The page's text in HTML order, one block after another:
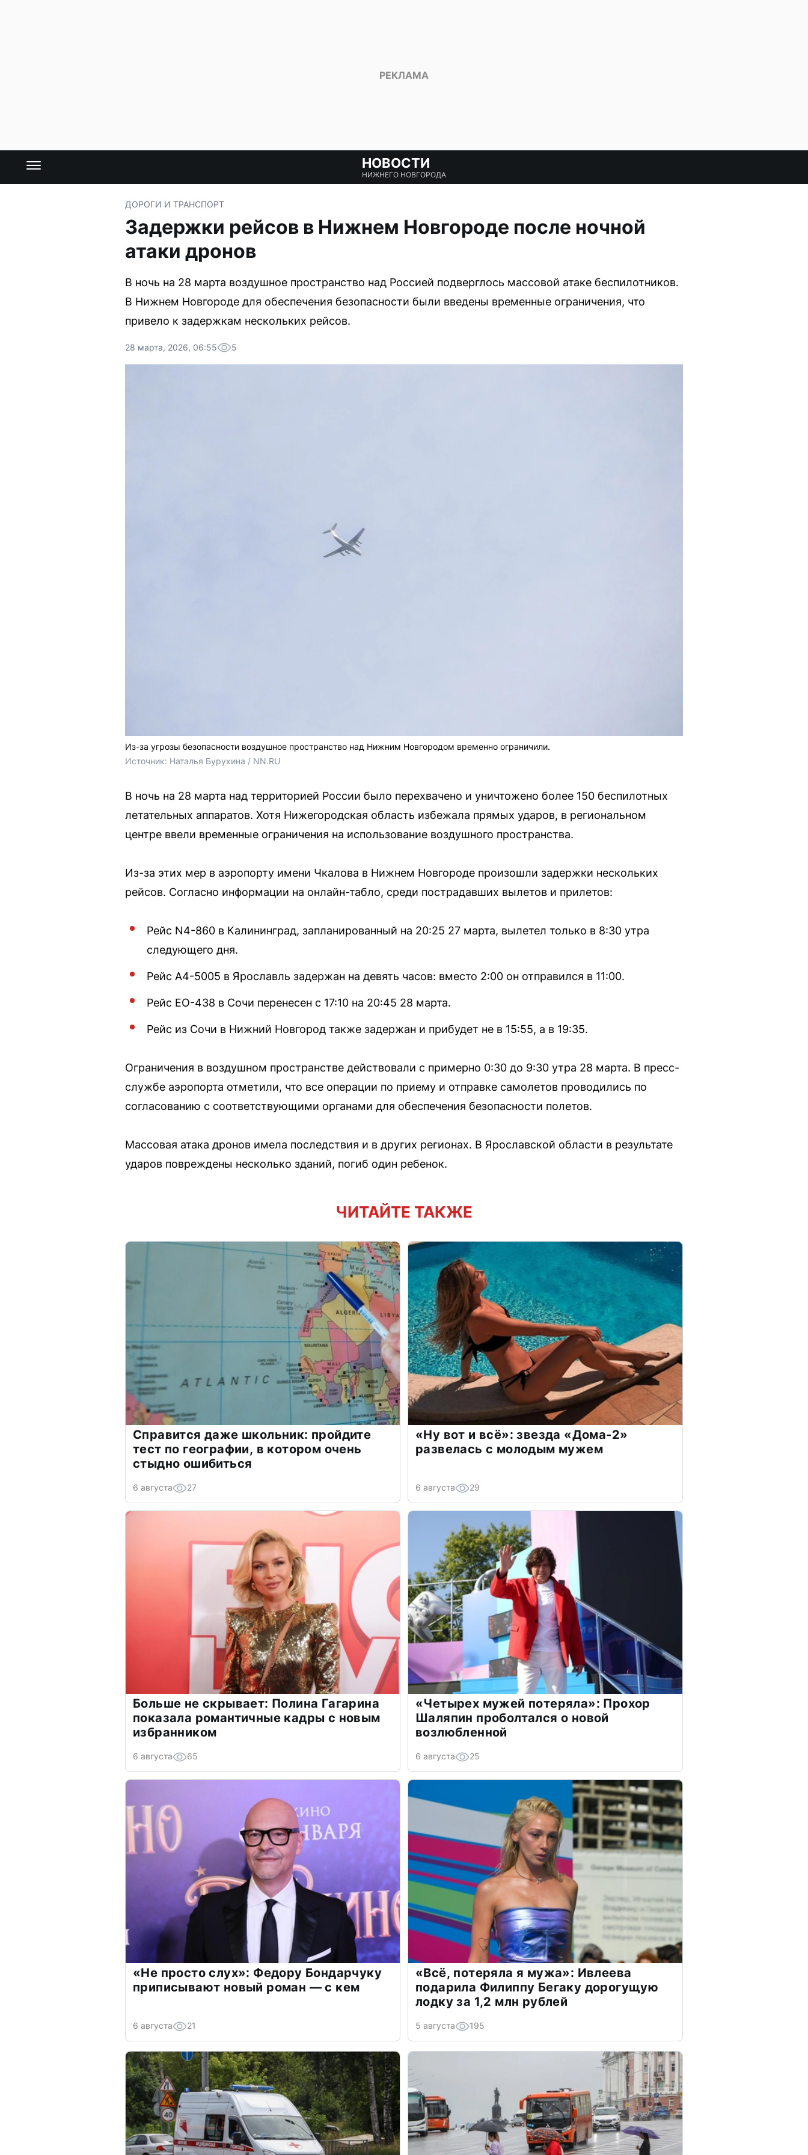
НОВОСТИ
НИЖНЕГО НОВГОРОДА
ДОРОГИ И ТРАНСПОРТ
Задержки рейсов в Нижнем Новгороде после ночной
атаки дронов
В ночь на 28 марта воздушное пространство над Россией подверглось массовой атаке беспилотников.
В Нижнем Новгороде для обеспечения безопасности были введены временные ограничения, что
привело к задержкам нескольких рейсов.
28 марта, 2026, 06:55 5
Из-за угрозы безопасности воздушное пространство над Нижним Новгородом временно ограничили.
Источник: Наталья Бурухина / NN.RU
В ночь на 28 марта над территорией России было перехвачено и уничтожено более 150 беспилотных
летательных аппаратов. Хотя Нижегородская область избежала прямых ударов, в региональном
центре ввели временные ограничения на использование воздушного пространства.
Из-за этих мер в аэропорту имени Чкалова в Нижнем Новгороде произошли задержки нескольких
рейсов. Согласно информации на онлайн-табло, среди пострадавших вылетов и прилетов:
Рейс N4-860 в Калининград, запланированный на 20:25 27 марта, вылетел только в 8:30 утра
следующего дня.
Рейс A4-5005 в Ярославль задержан на девять часов: вместо 2:00 он отправился в 11:00.
Рейс EO-438 в Сочи перенесен с 17:10 на 20:45 28 марта.
Рейс из Сочи в Нижний Новгород также задержан и прибудет не в 15:55, а в 19:35.
Ограничения в воздушном пространстве действовали с примерно 0:30 до 9:30 утра 28 марта. В пресс-
службе аэропорта отметили, что все операции по приему и отправке самолетов проводились по
согласованию с соответствующими органами для обеспечения безопасности полетов.
Массовая атака дронов имела последствия и в других регионах. В Ярославской области в результате
ударов повреждены несколько зданий, погиб один ребенок.
ЧИТАЙТЕ ТАКЖЕ
Справится даже школьник: пройдите
тест по географии, в котором очень
стыдно ошибиться
6 августа 27
«Ну вот и всё»: звезда «Дома-2»
развелась с молодым мужем
6 августа 29
Больше не скрывает: Полина Гагарина
показала романтичные кадры с новым
избранником
6 августа 65
«Четырех мужей потеряла»: Прохор
Шаляпин проболтался о новой
возлюбленной
6 августа 25
«Не просто слух»: Федору Бондарчуку
приписывают новый роман — с кем
6 августа 21
«Всё, потеряла я мужа»: Ивлеева
подарила Филиппу Бегаку дорогущую
лодку за 1,2 млн рублей
5 августа 195